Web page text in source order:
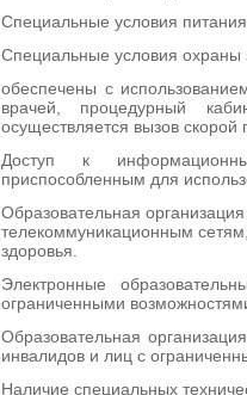
Специальные условия
Специальные условия охраны
обеспечены с
врачей, процедурный
осуществляется вызов
Доступ к
приспособленным для
Образовательная
телекоммуникационным
здоровья.
Электронные
ограниченными
Образовательная
инвалидов и лиц с
Наличие специальных